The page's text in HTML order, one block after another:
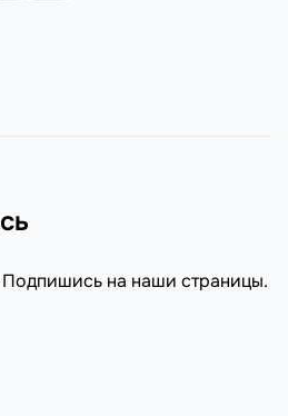
на наши страницы.